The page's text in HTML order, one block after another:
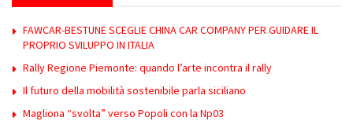
FAWCAR-BESTUNE SCEGLIE CHINA CAR COMPANY PER GUIDARE IL
PROPRIO SVILUPPO IN ITALIA
Rally Regione Piemonte: quando l’arte incontra il rally
Il futuro della mobilità sostenibile parla siciliano
Magliona “svolta” verso Popoli con la Np03